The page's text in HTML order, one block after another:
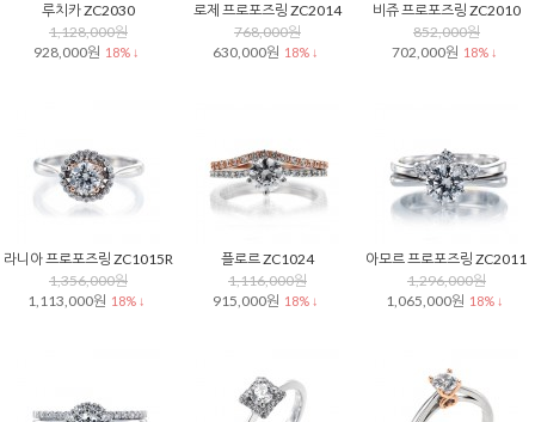
루치카 ZC2030
1,128,000원
928,000원 18% ↓
로제 프로포즈링 ZC2014
768,000원
630,000원 18% ↓
비쥬 프로포즈링 ZC2010
852,000원
702,000원 18% ↓
라니아 프로포즈링 ZC1015R
1,356,000원
1,113,000원 18% ↓
플로르 ZC1024
1,116,000원
915,000원 18% ↓
아모르 프로포즈링 ZC2011
1,296,000원
1,065,000원 18% ↓